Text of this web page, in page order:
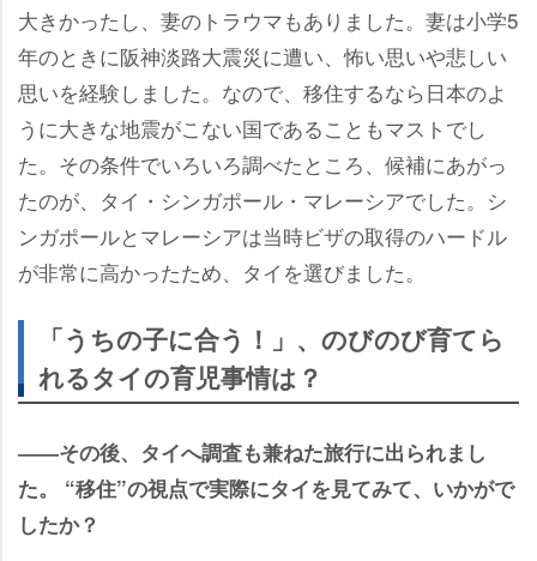
大きかったし、妻のトラウマもありました。妻は小学5
年のときに阪神淡路大震災に遭い、怖い思いや悲しい
思いを経験しました。なので、移住するなら日本のよ
うに大きな地震がこない国であることもマストでし
た。その条件でいろいろ調べたところ、候補にあがっ
たのが、タイ・シンガポール・マレーシアでした。シ
ンガポールとマレーシアは当時ビザの取得のハードル
が非常に高かったため、タイを選びました。
「うちの子に合う！」、のびのび育てら
れるタイの育児事情は？
――その後、タイへ調査も兼ねた旅行に出られまし
た。 “移住”の視点で実際にタイを見てみて、いかがで
したか？